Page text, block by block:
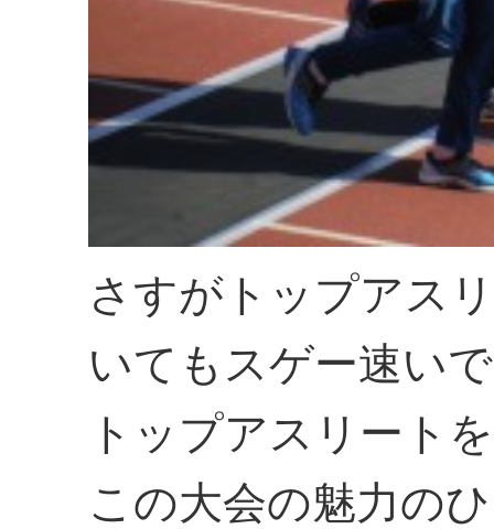
さすがトップアス
いてもスゲー速い
トップアスリート
この大会の魅力の